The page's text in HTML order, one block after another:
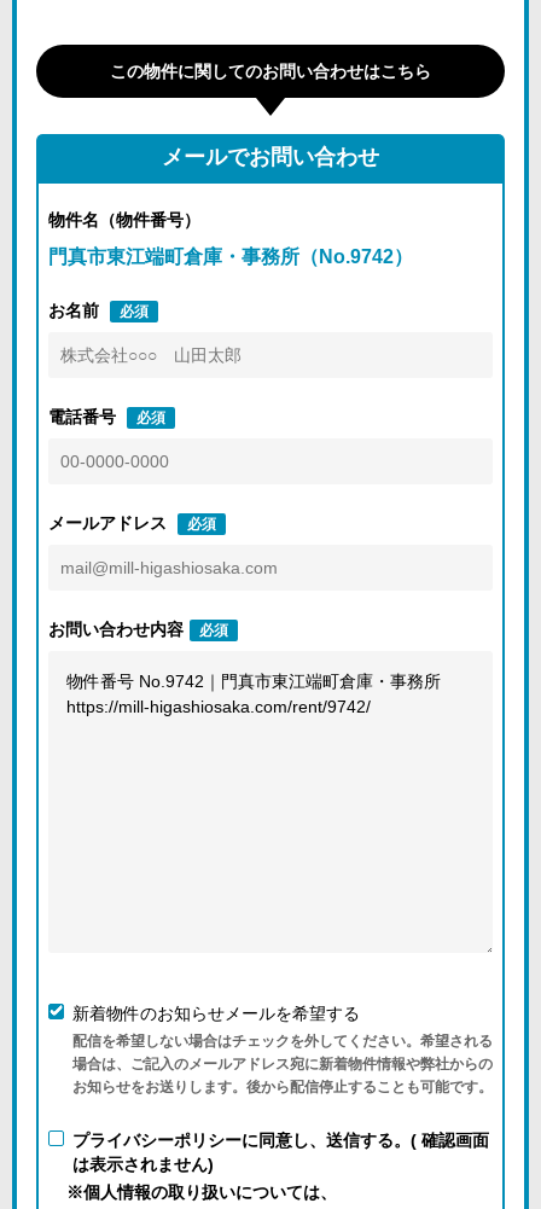
この物件に関してのお問い合わせはこちら
メールでお問い合わせ
物件名（物件番号）
門真市東江端町倉庫・事務所（No.9742）
お名前 必須
電話番号 必須
メールアドレス 必須
お問い合わせ内容 必須
新着物件のお知らせメールを希望する
配信を希望しない場合はチェックを外してください。希望される
場合は、ご記入のメールアドレス宛に新着物件情報や弊社からの
お知らせをお送りします。後から配信停止することも可能です。
プライバシーポリシーに同意し、送信する。( 確認画面
は表示されません)
※個人情報の取り扱いについては、